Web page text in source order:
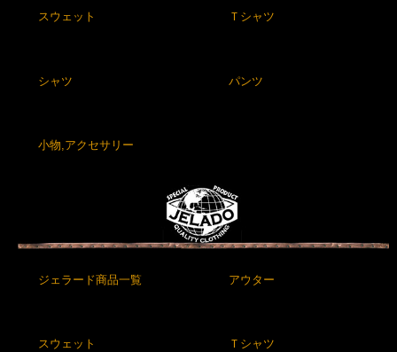
スウェット Ｔシャツ
シャツ パンツ
小物,アクセサリー
ジェラード商品一覧 アウター
スウェット Ｔシャツ